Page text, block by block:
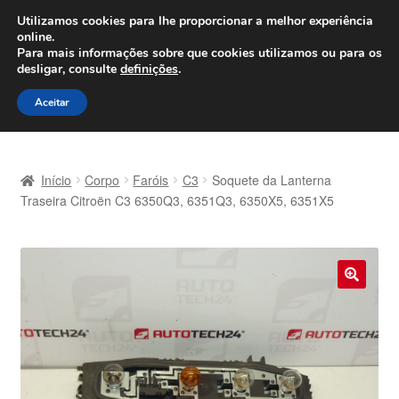
ENVIO a partir de 7 EUR
Seg-Sex, das 9h às 16h800 500 967
Ir
para
a
Saltar
para
o
Carrinho
Envio para todo o planeta
Minha conta
Início Corpo Faróis C3
Soquete da Lanterna
Traseira Citroën C3 6350Q3, 6351Q3, 6350X5, 6351X5
Utilizamos cookies para lhe proporcionar a melhor experiência
online.
Para mais informações sobre que cookies utilizamos ou para os
desligar, consulte definições.
Aceitar